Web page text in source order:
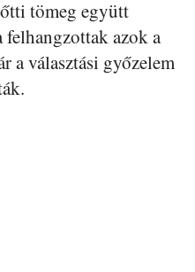
tömeg együtt
felhangzottak azok a
a választási győzelem